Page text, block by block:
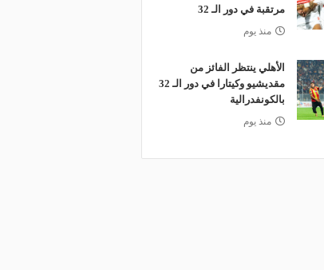
مرتقبة في دور الـ 32
منذ يوم
الأهلي ينتظر الفائز من
مقديشيو وكيتارا في دور الـ 32
بالكونفدرالية
منذ يوم